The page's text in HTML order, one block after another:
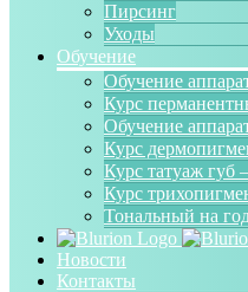
Пирсинг
Уходы
Обучение
Обучение
Курс
Обучение
Курс
Курс татуаж губ
Курс
Тональный на
Новости
Контакты